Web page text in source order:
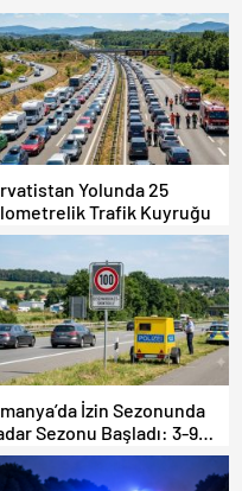
Yolunda 25
Trafik Kuyruğu
İzin Sezonunda
Sezonu Başladı: 3-9
Radar Hız
Yapılacak!